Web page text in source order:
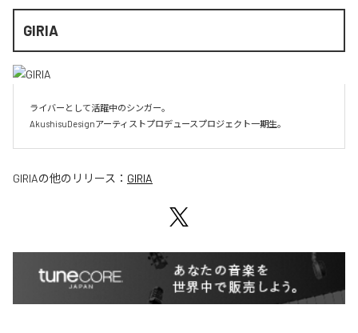
GIRIA
ライバーとして活躍中のシンガー。
AkushisuDesignアーティストプロデュースプロジェクト一期生。
GIRIAの他のリリース： GIRIA